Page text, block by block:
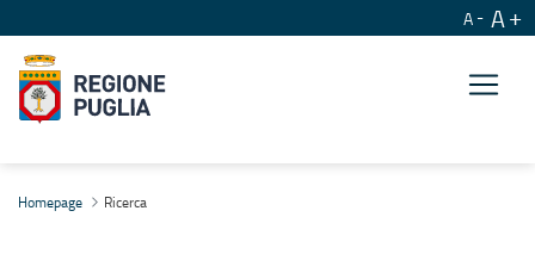
A A
Homepage Ricerca